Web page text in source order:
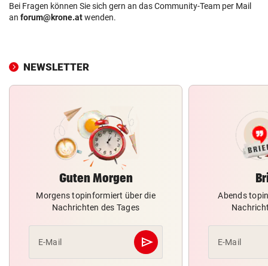
Bei Fragen können Sie sich gern an das Community-Team per Mail
an forum@krone.atwenden.
NEWSLETTER
Guten Morgen
Morgens topinformiert über die
Nachrichten des Tages
E-Mail send
Abschicken
Abends
E-Mail